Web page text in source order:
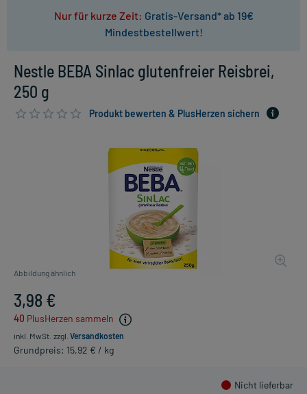
Nur für kurze Zeit: Gratis-Versand* ab 19€
Mindestbestellwert!
Nestle BEBA Sinlac glutenfreier Reisbrei,
250 g
Produkt bewerten & PlusHerzen sichern
Abbildung ähnlich
3,98 €
40 PlusHerzen sammeln
inkl. MwSt. zzgl. Versandkosten
Grundpreis: 15,92 € / kg
Nicht lieferbar